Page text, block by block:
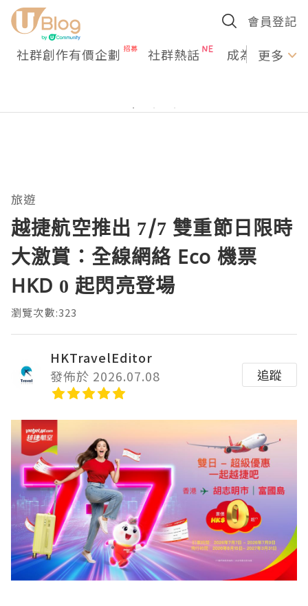
會員登記
社群創作有價企劃 社群熱話 成為U更多
旅遊
越捷航空推出 7/7 雙重節日限時
大激賞：全線網絡 Eco 機票
HKD 0 起閃亮登場
瀏覽次數:323
HKTravelEditor
發佈於 2026.07.08
追蹤